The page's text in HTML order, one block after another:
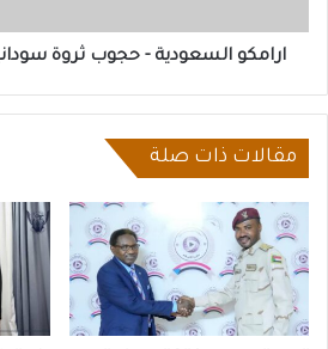
ارامكو السعودية - حجوب ثروة
مقالات ذات صلة